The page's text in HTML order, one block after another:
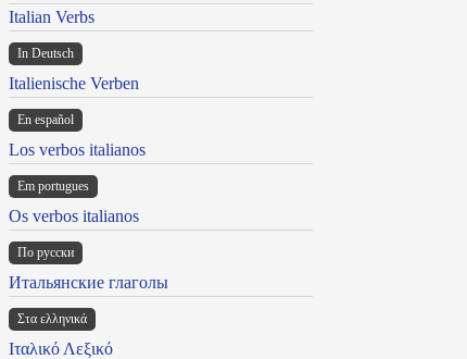
Italian Verbs
In Deutsch
Italienische Verben
En español
Los verbos italianos
Em portugues
Os verbos italianos
По русски
Итальянские глаголы
Στα ελληνικά
Ιταλικό Λεξικό